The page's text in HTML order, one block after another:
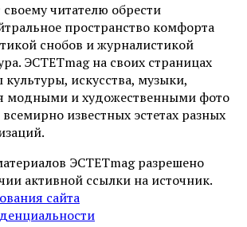
читателю обрести
пространство комфорта
снобов и журналистикой
ЭСТЕТmag на своих страницах
искусства, музыки,
модными и художественными фото
всемирно известных эстетах разных
ЭСТЕТmag разрешено
активной ссылки на источник.
сайта